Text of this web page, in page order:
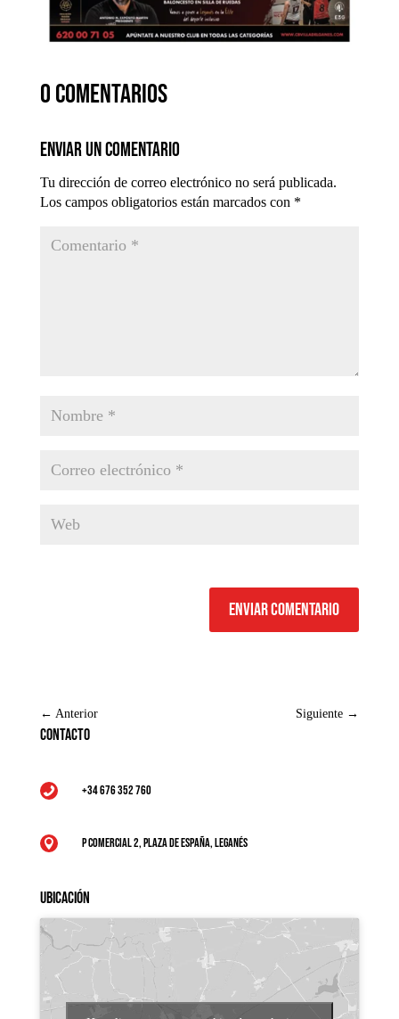
0 comentarios
Enviar un comentario
Tu dirección de correo electrónico no será publicada.
Los campos obligatorios están marcados con *
Enviar comentario
← Anterior Siguiente →
Contacto
 +34 676 352 760
 P Comercial 2, Plaza de España, Leganés
Ubicación